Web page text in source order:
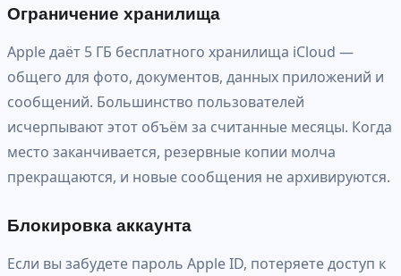
Ограничение хранилища
Apple даёт 5 ГБ бесплатного хранилища iCloud —
общего для фото, документов, данных приложений и
сообщений. Большинство пользователей
исчерпывают этот объём за считанные месяцы. Когда
место заканчивается, резервные копии молча
прекращаются, и новые сообщения не архивируются.
Блокировка аккаунта
Если вы забудете пароль Apple ID, потеряете доступ к